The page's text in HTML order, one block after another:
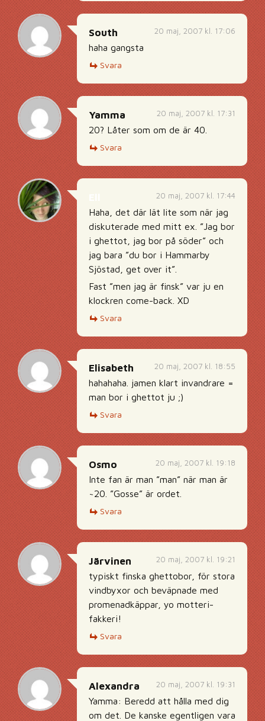
20 maj, 2007 kl. 17:06
South
haha gangsta
Svara
20 maj, 2007 kl. 17:31
Yamma
20? Låter som om de är 40.
Svara
20 maj, 2007 kl. 17:44
Haha, det där lät lite som när jag
diskuterade med mitt ex. ”Jag bor
i ghettot, jag bor på söder” och
jag bara ”du bor i Hammarby
Sjöstad, get over it”.
Fast ”men jag är finsk” var ju en
klockren come-back. XD
Svara
20 maj, 2007 kl. 18:55
Elisabeth
hahahaha. jamen klart invandrare =
man bor i ghettot ju ;)
Svara
20 maj, 2007 kl. 19:18
Osmo
Inte fan är man ”man” när man är
~20. ”Gosse” är ordet.
Svara
20 maj, 2007 kl. 19:21
Järvinen
typiskt finska ghettobor, för stora
vindbyxor och beväpnade med
promenadkäppar, yo motteri-
fakkeri!
Svara
20 maj, 2007 kl. 19:31
Alexandra
Yamma: Beredd att hålla med dig
om det. De kanske egentligen vara